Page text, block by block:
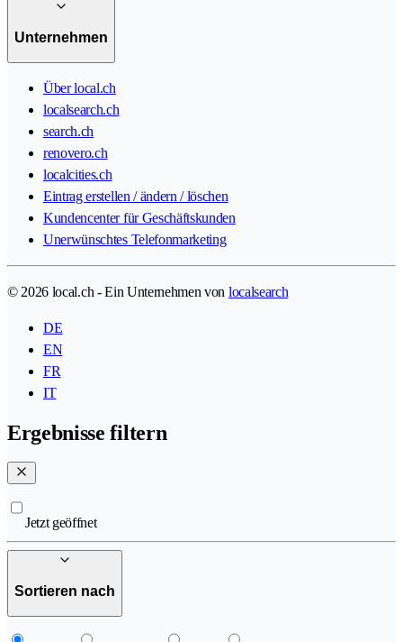
Unternehmen
Über local.ch
localsearch.ch
search.ch
renovero.ch
localcities.ch
Eintrag erstellen / ändern / löschen
Kundencenter für Geschäftskunden
Unerwünschtes Telefonmarketing
© 2026 local.ch - Ein Unternehmen von localsearch
DE
EN
FR
IT
Ergebnisse filtern
Jetzt geöffnet
Sortieren nach